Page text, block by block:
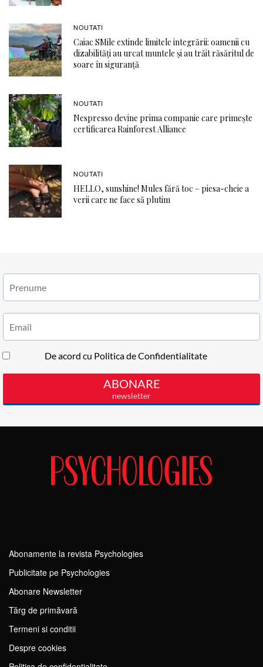
NOUTATI
Caiac SMile extinde limitele integrării: oamenii cu
dizabilități au urcat muntele și au trăit răsăritul de
soare în siguranță
NOUTATI
Nespresso devine prima companie care primește
certificarea Rainforest Alliance
NOUTATI
HELLO, sunshine! Mules fără toc – piesa-cheie a
verii care ne face să plutim
Abonamente la revista Psychologies
Publicitate pe Psychologies
Abonare Newsletter
Tărg de primăvară
Termeni si conditii
Despre cookies